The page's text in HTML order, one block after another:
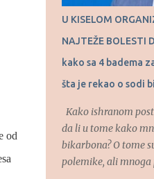
od
U KISELOM
NAJTEŽE
kako sa 4 badema
šta je rekao o sodi
Kako ishranom
da li u tome kako
bikarbona? O tome
polemike, ali mnoga